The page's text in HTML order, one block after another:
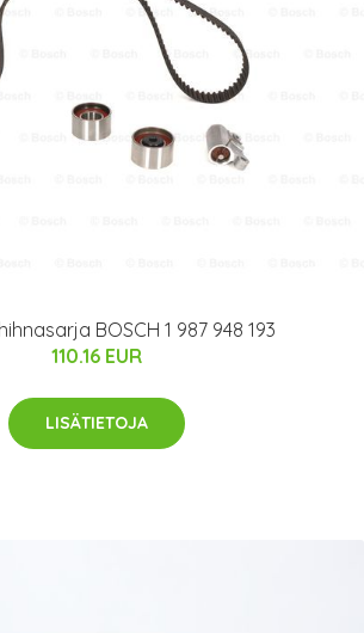
BOSCH 1 987 948 193
110.16 EUR
LISÄTIETOJA